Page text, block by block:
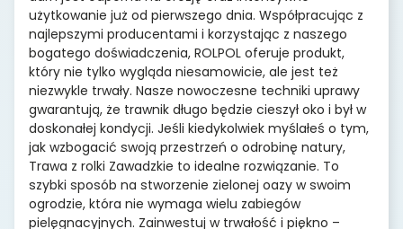
użytkowanie już od pierwszego dnia. Współpracując z
najlepszymi producentami i korzystając z naszego
bogatego doświadczenia, ROLPOL oferuje produkt,
który nie tylko wygląda niesamowicie, ale jest też
niezwykle trwały. Nasze nowoczesne techniki uprawy
gwarantują, że trawnik długo będzie cieszył oko i był w
doskonałej kondycji. Jeśli kiedykolwiek myślałeś o tym,
jak wzbogacić swoją przestrzeń o odrobinę natury,
Trawa z rolki Zawadzkie to idealne rozwiązanie. To
szybki sposób na stworzenie zielonej oazy w swoim
ogrodzie, która nie wymaga wielu zabiegów
pielęgnacyjnych. Zainwestuj w trwałość i piękno –